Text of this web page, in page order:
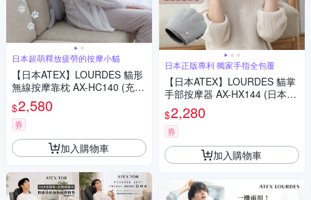
日本超萌釋放疲勞的按摩小貓
【日本ATEX】LOURDES 貓形
無線按摩靠枕 AX-HC140 (充電
式無線使用/貓咪造型)
$2,580
券
加入購物車
日本正版專利 獨家手指全包覆
【日本ATEX】LOURDES 貓掌
手部按摩器 AX-HX144 (日本專
利/環繞分指按摩/貓掌造型)
$2,280
券
加入購物車